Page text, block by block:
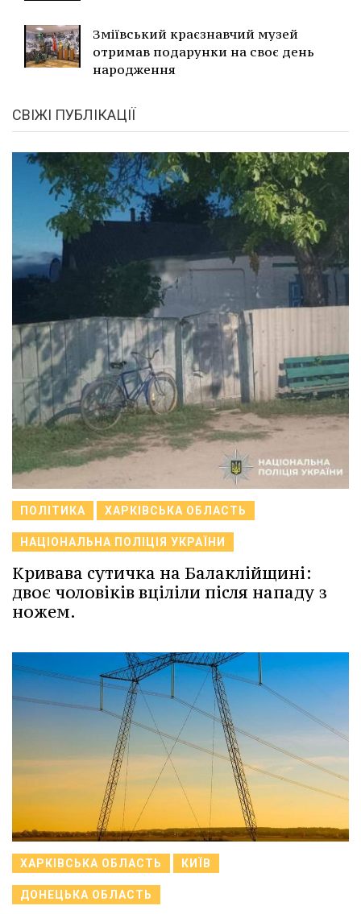
Зміївський краєзнавчий музей
отримав подарунки на своє день
народження
СВІЖІ ПУБЛІКАЦІЇ
ПОЛІТИКА ХАРКІВСЬКА ОБЛАСТЬ
НАЦІОНАЛЬНА ПОЛІЦІЯ УКРАЇНИ
Кривава сутичка на Балаклійщині:
двоє чоловіків вціліли після нападу з
ножем.
ХАРКІВСЬКА ОБЛАСТЬ КИЇВ
ДОНЕЦЬКА ОБЛАСТЬ